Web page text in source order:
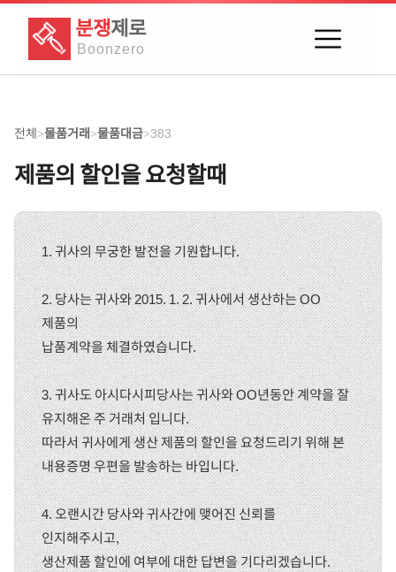
분쟁제로
Boonzero
전체>물품거래>물품대금>383
제품의 할인을 요청할때
1. 귀사의 무궁한 발전을 기원합니다.
2. 당사는 귀사와 2015. 1. 2. 귀사에서 생산하는 OO
제품의
납품계약을 체결하였습니다.
3. 귀사도 아시다시피당사는 귀사와 OO년동안 계약을 잘
유지해온 주 거래처 입니다.
따라서 귀사에게 생산 제품의 할인을 요청드리기 위해 본
내용증명 우편을 발송하는 바입니다.
4. 오랜시간 당사와 귀사간에 맺어진 신뢰를
인지해주시고,
생산제품 할인에 여부에 대한 답변을 기다리겠습니다.